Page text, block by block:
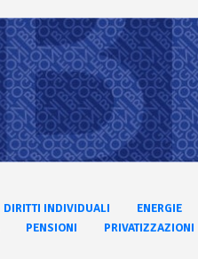
DIRITTI INDIVIDUALI ENERGIE
PENSIONI PRIVATIZZAZIONI